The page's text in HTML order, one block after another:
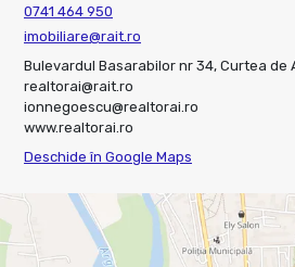
0741 464 950
imobiliare@rait.ro
Bulevardul Basarabilor nr 34, Curtea de
realtorai@rait.ro
ionnegoescu@realtorai.ro
www.realtorai.ro
Deschide în Google Maps